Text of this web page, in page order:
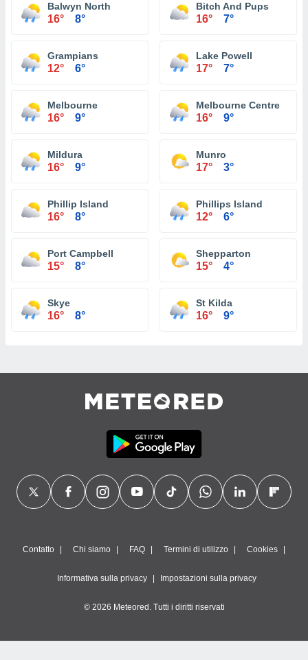
Balwyn North
16° 8°
Bitch And Pups
16° 7°
Grampians
12° 6°
Lake Powell
17° 7°
Melbourne
16° 9°
Melbourne Centre
16° 9°
Mildura
16° 9°
Munro
17° 3°
Phillip Island
16° 8°
Phillips Island
12° 6°
Port Campbell
15° 8°
Shepparton
15° 4°
Skye
16° 8°
St Kilda
16° 9°
Contatto Chi siamo FAQ Termini di utilizzo Cookies
Informativa sulla privacy Impostazioni sulla privacy
© 2026 Meteored. Tutti i diritti riservati